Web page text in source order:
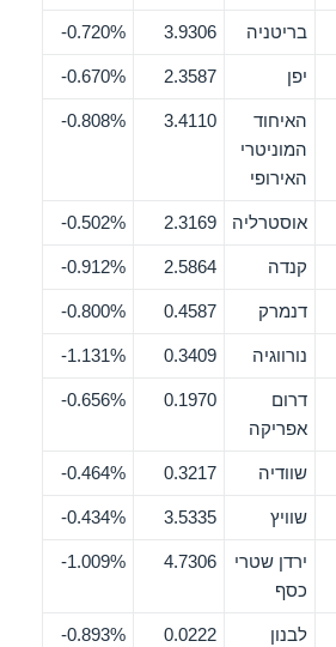
בריטניה 3.9306
0.720%-
יפן 2.3587
0.670%-
האיחוד
המוניטרי
האירופי
3.4110
0.808%-
אוסטרליה 2.3169
0.502%-
קנדה 2.5864
0.912%-
דנמרק 0.4587
0.800%-
נורווגיה 0.3409
1.131%-
דרום
אפריקה
0.1970
0.656%-
שוודיה 0.3217
0.464%-
שוויץ 3.5335
0.434%-
ירדן שטרי
כסף
4.7306
1.009%-
לבנון
0.0222
0.893%-